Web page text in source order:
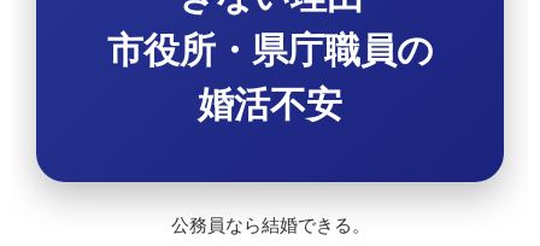
市役所・県庁職員の
婚活不安
公務員なら結婚できる。